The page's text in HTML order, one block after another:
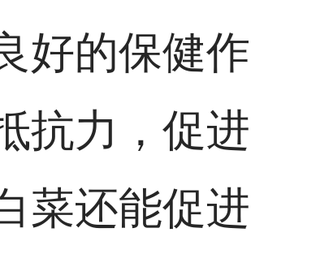
好的保健作
抗力，促进
菜还能促进